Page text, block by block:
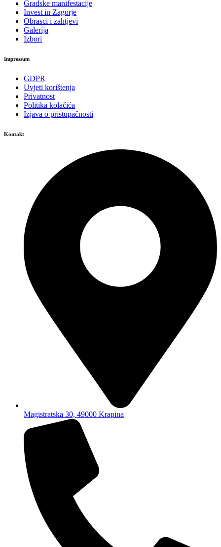
Gradske manifestacije
Invest in Zagorje
Obrasci i zahtjevi
Galerija
Izbori
Impressum
GDPR
Uvjeti korištenja
Privatnost
Politika kolačića
Izjava o pristupačnosti
Kontakt
Magistratska 30, 49000 Krapina